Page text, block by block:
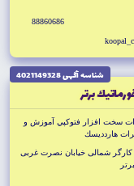
88860686
شناسه آگهى 4021149328
برتر
سخت افزار فتوكپي آموزش و
هاردديسك
كارگر شمالى خيابان نصرت غربى